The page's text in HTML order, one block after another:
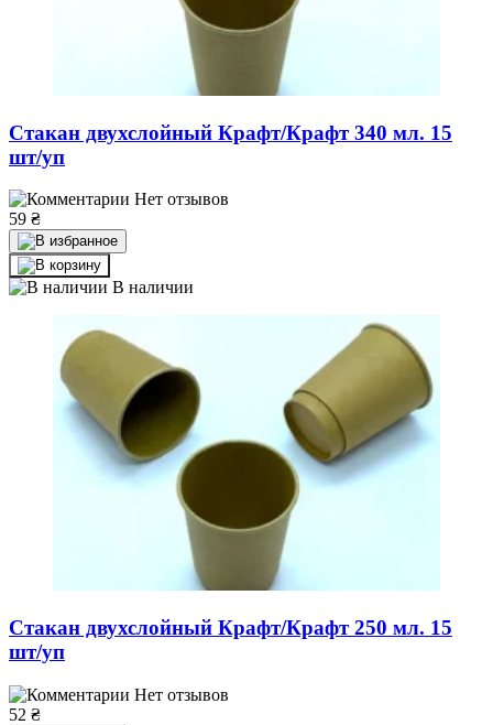
Стакан двухслойный Крафт/Крафт 340 мл. 15
шт/уп
Нет отзывов
59 ₴
В наличии
Стакан двухслойный Крафт/Крафт 250 мл. 15
шт/уп
Нет отзывов
52 ₴